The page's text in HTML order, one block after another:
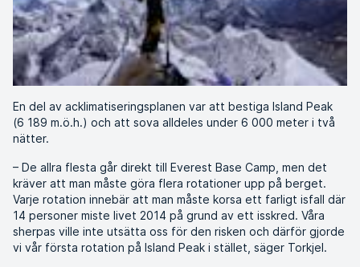
En del av acklimatiseringsplanen var att bestiga Island Peak
(6 189 m.ö.h.) och att sova alldeles under 6 000 meter i två
nätter.
– De allra flesta går direkt till Everest Base Camp, men det
kräver att man måste göra flera rotationer upp på berget.
Varje rotation innebär att man måste korsa ett farligt isfall där
14 personer miste livet 2014 på grund av ett isskred. Våra
sherpas ville inte utsätta oss för den risken och därför gjorde
vi vår första rotation på Island Peak i stället, säger Torkjel.